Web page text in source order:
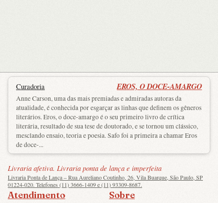
Curadoria EROS, O DOCE-AMARGO
Anne Carson, uma das mais premiadas e admiradas autoras da
atualidade, é conhecida por esgarçar as linhas que definem os gêneros
literários. Eros, o doce-amargo é o seu primeiro livro de crítica
literária, resultado de sua tese de doutorado, e se tornou um clássico,
mesclando ensaio, teoria e poesia. Safo foi a primeira a chamar Eros
de doce-...
Livraria afetiva. Livraria ponta de lança e imperfeita
Livraria Ponta de Lança – Rua Aureliano Coutinho, 26, Vila Buarque, São Paulo, SP
01224-020. Telefones (11) 3666-1409 e (11) 93309-8687.
Atendimento Sobre